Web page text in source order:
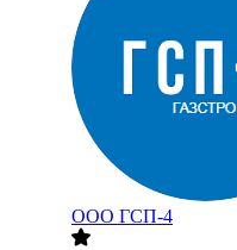
ООО ГСП-4